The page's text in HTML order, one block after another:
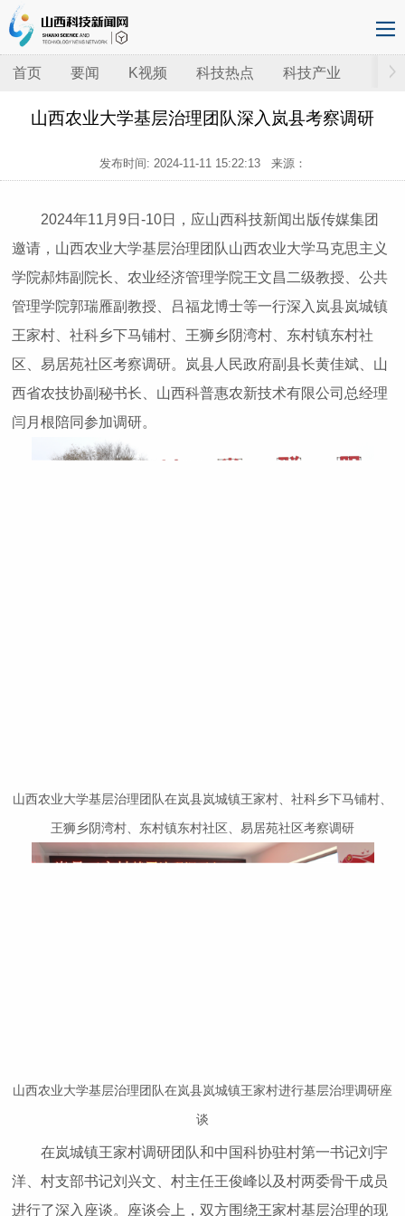
首页 要闻 K视频 科技热点 科技产业
山西农业大学基层治理团队深入岚县考察调研
发布时间: 2024-11-11 15:22:13来源：
2024年11月9日-10日，应山西科技新闻出版传媒集团
邀请，山西农业大学基层治理团队山西农业大学马克思主义
学院郝炜副院长、农业经济管理学院王文昌二级教授、公共
管理学院郭瑞雁副教授、吕福龙博士等一行深入岚县岚城镇
王家村、社科乡下马铺村、王狮乡阴湾村、东村镇东村社
区、易居苑社区考察调研。岚县人民政府副县长黄佳斌、山
西省农技协副秘书长、山西科普惠农新技术有限公司总经理
闫月根陪同参加调研。
山西农业大学基层治理团队在岚县岚城镇王家村、社科乡下马铺村、
王狮乡阴湾村、东村镇东村社区、易居苑社区考察调研
山西农业大学基层治理团队在岚县岚城镇王家村进行基层治理调研座
谈
在岚城镇王家村调研团队和中国科协驻村第一书记刘宇
洋、村支部书记刘兴文、村主任王俊峰以及村两委骨干成员
进行了深入座谈。座谈会上，双方围绕王家村基层治理的现